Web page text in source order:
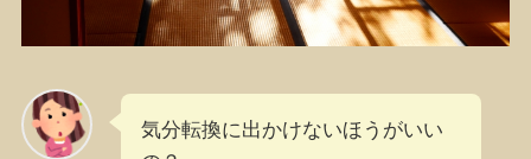
気分転換に出かけないほうがいい